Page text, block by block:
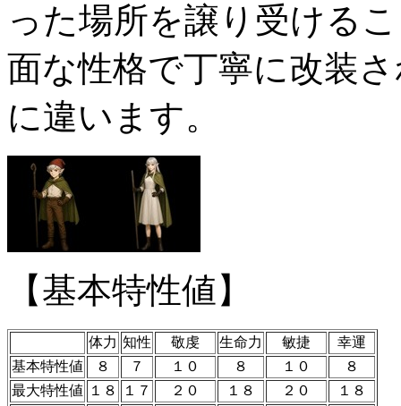
った場所を譲り受ける
面な性格で丁寧に改装
に違います。
【基本特性値】
体力 知性 敬虔 生命力 敏捷
幸運
基本特性値
８ ７ １０ ８ １０
８
最大特性値
１８ １７ ２０ １８ ２０
１８